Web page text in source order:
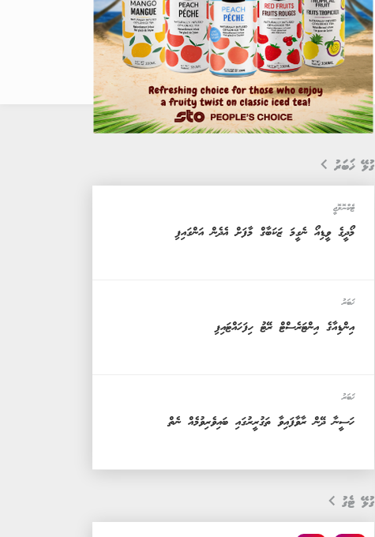
ގުޅޭ ޚަބަރު
ޓެކްނޮލޮޖީ
މޯދީގެ ވީޑިއޯ ނެގީމަ ޒަކަބާގް މާފަށް އެދެން އަންގައިފި
ޚަބަރު
އިންޑިއާގެ އިންޓަރެސްޓް ރޭޓު ހިފަހައްޓައިފި
ޚަބަރު
ހަސީނާ ދޭން ރާވާފައިވާ ތަގުރީރުގައި ބައިވެރިވުމެއް ނެތް
ގުޅޭ ޓެގު